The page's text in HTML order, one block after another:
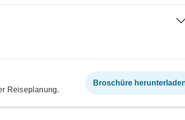
Reiseplanung.
Broschüre